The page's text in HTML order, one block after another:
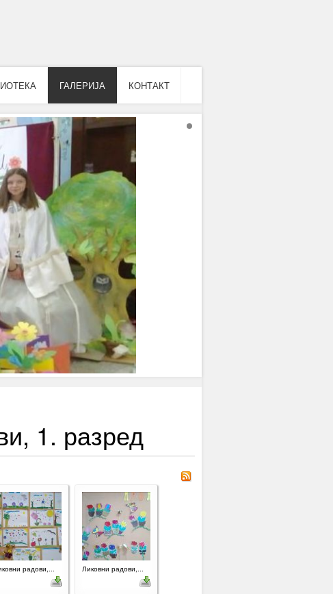
ГАЛЕРИЈА КОНТАКТ
1. разред
радови,... Ликовни радови,...